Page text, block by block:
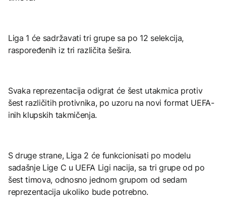
Liga 1 će sadržavati tri grupe sa po 12 selekcija,
raspoređenih iz tri različita šešira.
Svaka reprezentacija odigrat će šest utakmica protiv
šest različitih protivnika, po uzoru na novi format UEFA-
inih klupskih takmičenja.
S druge strane, Liga 2 će funkcionisati po modelu
sadašnje Lige C u UEFA Ligi nacija, sa tri grupe od po
šest timova, odnosno jednom grupom od sedam
reprezentacija ukoliko bude potrebno.